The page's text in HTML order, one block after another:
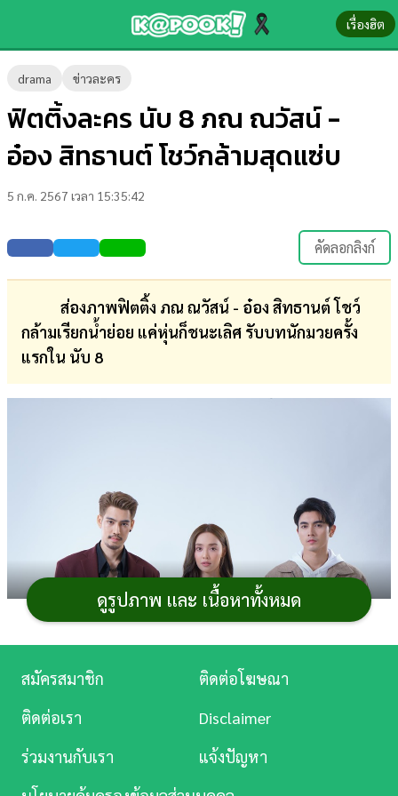
เรื่องฮิต
drama ข่าวละคร
ฟิตติ้งละคร นับ 8 ภณ ณวัสน์ -
อ๋อง สิทธานต์ โชว์กล้ามสุดแซ่บ
5 ก.ค. 2567 เวลา 15:35:42
คัดลอกลิงก์
ส่องภาพฟิตติ้ง ภณ ณวัสน์ - อ๋อง สิทธานต์ โชว์
กล้ามเรียกน้ำย่อย แค่หุ่นก็ชนะเลิศ รับบทนักมวยครั้ง
แรกใน นับ 8
ดูรูปภาพ และ เนื้อหาทั้งหมด
ข่าว-
ความ
รู้
บันเทิง
ตรวจ
ผล
บอล
สด
บันเทิง
ดู
Music
สมัครสมาชิก
ติดต่อโฆษณา
ติดต่อเรา
Disclaimer
ร่วมงานกับเรา
แจ้งปัญหา